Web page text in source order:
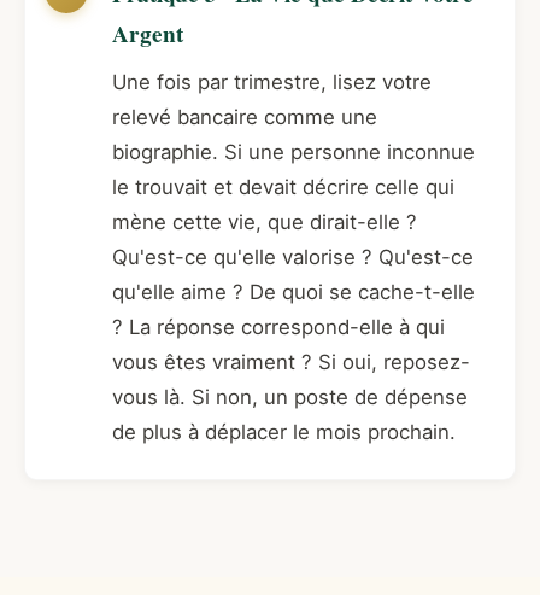
Argent
Une fois par trimestre, lisez votre
relevé bancaire comme une
biographie. Si une personne inconnue
le trouvait et devait décrire celle qui
mène cette vie, que dirait-elle ?
Qu'est-ce qu'elle valorise ? Qu'est-ce
qu'elle aime ? De quoi se cache-t-elle
? La réponse correspond-elle à qui
vous êtes vraiment ? Si oui, reposez-
vous là. Si non, un poste de dépense
de plus à déplacer le mois prochain.